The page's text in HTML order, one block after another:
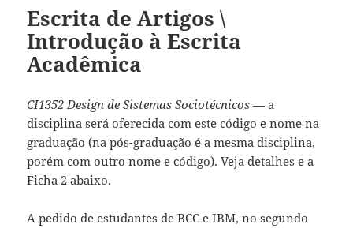
Escrita de Artigos \
Introdução à Escrita
Acadêmica
CI1352 Design de Sistemas Sociotécnicos — a
disciplina será oferecida com este código e nome na
graduação (na pós-graduação é a mesma disciplina,
porém com outro nome e código). Veja detalhes e a
Ficha 2 abaixo.
A pedido de estudantes de BCC e IBM, no segundo